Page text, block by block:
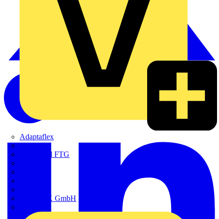
Adaptaflex
Alre
Amphenol FTG
DOTLUX GmbH